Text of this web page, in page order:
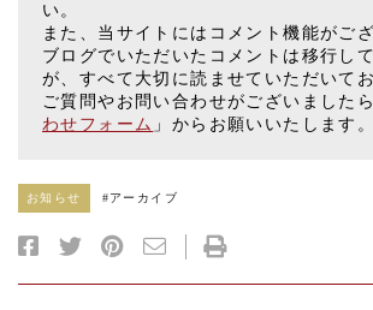
い。
また、当サイトにはコメント機能がご
ブログでいただいたコメントは移行し
が、すべて大切に読ませていただいてお
ご質問やお問い合わせがございました
わせフォーム 」からお願いいたします。
お知らせ #アーカイブ